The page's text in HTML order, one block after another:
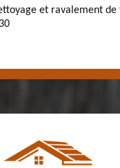
et ravalement de